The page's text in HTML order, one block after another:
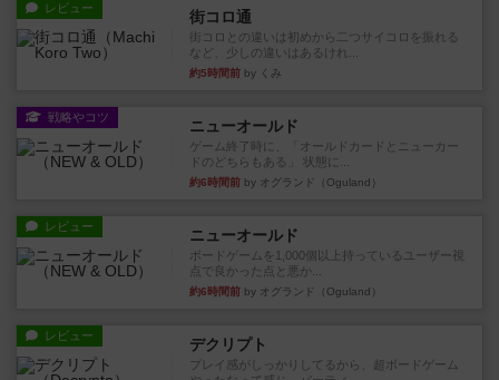
レビュー 街コロ通
街コロとの違いは初めから二つサイコロを振れる
など、少しの違いはあるけれ...
約5時間前 by くみ
戦略やコツ ニューオールド
ゲーム終了時に、「オールドカードとニューカー
ドのどちらもある」 状態に...
約6時間前 by オグランド（Oguland）
レビュー ニューオールド
ボードゲームを1,000個以上持っているユーザー視
点で良かった点と悪か...
約6時間前 by オグランド（Oguland）
レビュー デクリプト
プレイ感がしっかりしてるから、超ボードゲーム